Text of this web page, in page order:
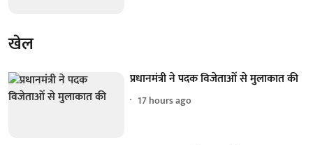
खेल
प्रधानमंत्री ने पदक विजेताओं से मुलाकात की
17 hours ago